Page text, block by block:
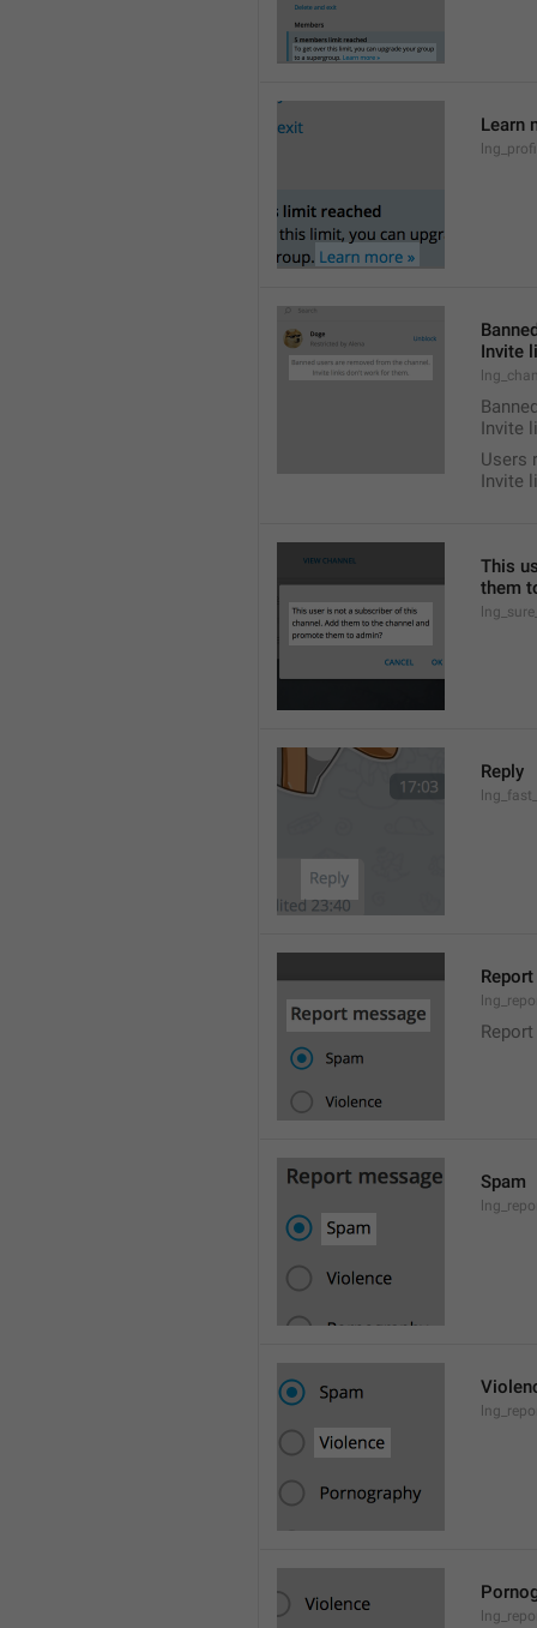
Learn
Invite
Invite
Users
Invite
This
them
Reply
Spam